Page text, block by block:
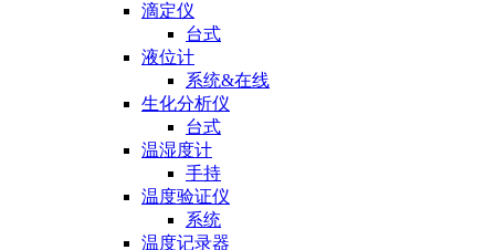
滴定仪
台式
液位计
系统&在线
生化分析仪
台式
温湿度计
手持
温度验证仪
系统
温度记录器